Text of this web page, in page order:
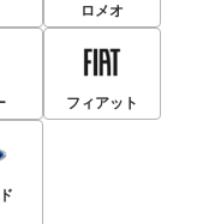
ロメオ
フィアット